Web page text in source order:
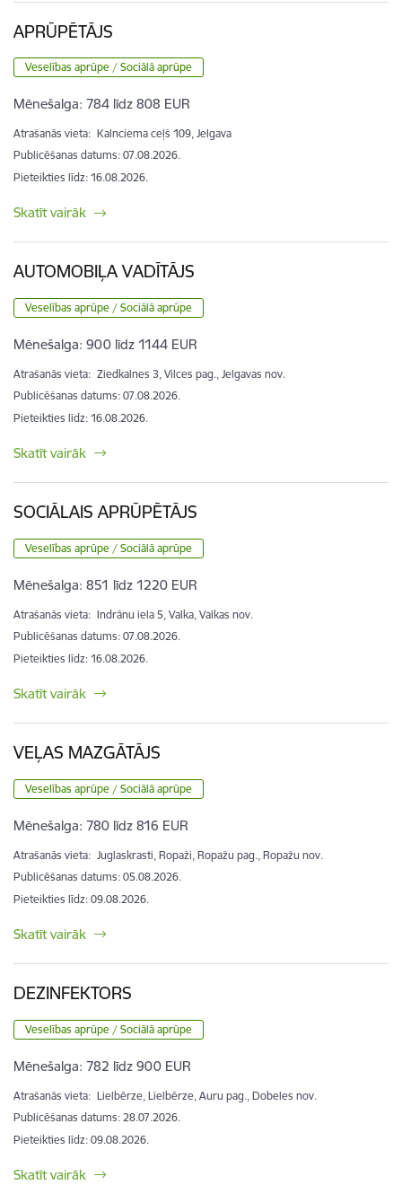
APRŪPĒTĀJS
Veselības aprūpe / Sociālā aprūpe
Mēnešalga: 784 līdz 808 EUR
Atrašanās vieta: Kalnciema ceļš 109, Jelgava
Publicēšanas datums: 07.08.2026.
Pieteikties līdz: 16.08.2026.
Skatīt vairāk
AUTOMOBIĻA VADĪTĀJS
Veselības aprūpe / Sociālā aprūpe
Mēnešalga: 900 līdz 1144 EUR
Atrašanās vieta: Ziedkalnes 3, Vilces pag., Jelgavas nov.
Publicēšanas datums: 07.08.2026.
Pieteikties līdz: 16.08.2026.
Skatīt vairāk
SOCIĀLAIS APRŪPĒTĀJS
Veselības aprūpe / Sociālā aprūpe
Mēnešalga: 851 līdz 1220 EUR
Atrašanās vieta: Indrānu iela 5, Valka, Valkas nov.
Publicēšanas datums: 07.08.2026.
Pieteikties līdz: 16.08.2026.
Skatīt vairāk
VEĻAS MAZGĀTĀJS
Veselības aprūpe / Sociālā aprūpe
Mēnešalga: 780 līdz 816 EUR
Atrašanās vieta: Juglaskrasti, Ropaži, Ropažu pag., Ropažu nov.
Publicēšanas datums: 05.08.2026.
Pieteikties līdz: 09.08.2026.
Skatīt vairāk
DEZINFEKTORS
Veselības aprūpe / Sociālā aprūpe
Mēnešalga: 782 līdz 900 EUR
Atrašanās vieta: Lielbērze, Lielbērze, Auru pag., Dobeles nov.
Publicēšanas datums: 28.07.2026.
Pieteikties līdz: 09.08.2026.
Skatīt vairāk